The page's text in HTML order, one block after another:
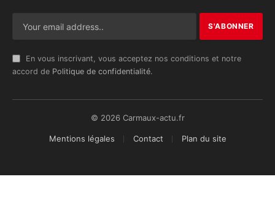
En vous inscrivant, vous acceptez nos conditions et notre
accord de Politique de confidentialité.
© 2026 Carmaux-actu.fr
Mentions légales Contact Plan du site